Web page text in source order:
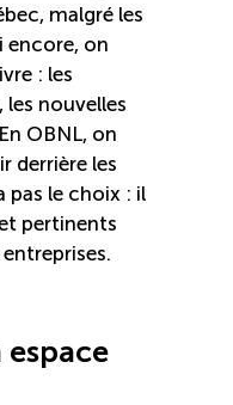
malgré les
encore, on
: les
les nouvelles
OBNL, on
derrière les
pas le choix : il
pertinents